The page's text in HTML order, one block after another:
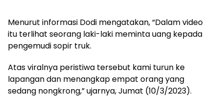
Menurut informasi Dodi mengatakan, “Dalam video
itu terlihat seorang laki-laki meminta uang kepada
pengemudi sopir truk.
Atas viralnya peristiwa tersebut kami turun ke
lapangan dan menangkap empat orang yang
sedang nongkrong,” ujarnya, Jumat (10/3/2023).